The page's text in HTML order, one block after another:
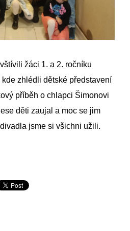
žáci 1. a 2. ročníku
zhlédli dětské představení
příběh o chlapci Šimonovi
děti zaujal a moc se jim
jsme si všichni užili.